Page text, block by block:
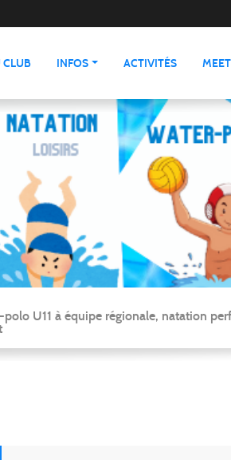
CLUB INFOS ACTIVITÉS
U11 à équipe régionale, natation